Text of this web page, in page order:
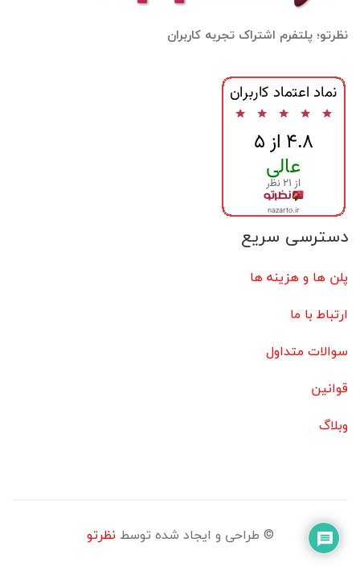
نظرتو؛ پلتفرم اشتراک تجربه کاربران
دسترسی سریع
پلن ها و هزینه ها
ارتباط با ما
سوالات متداول
قوانین
وبلاگ
© طراحی و ایجاد شده توسط نظرتو